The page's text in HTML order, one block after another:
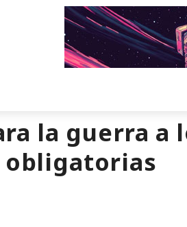
la guerra
obligatorias